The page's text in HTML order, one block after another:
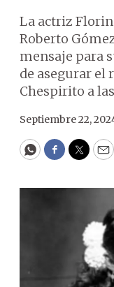
La actriz
Roberto
mensaje para
de asegurar el
Chespirito a
Septiembre 22,
WhatsApp
Facebook